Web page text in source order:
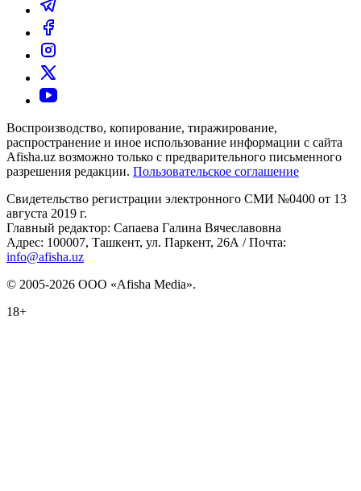
Воспроизводство, копирование, тиражирование,
распространение и иное использование информации с сайта
Afisha.uz возможно только с предварительного письменного
разрешения редакции. Пользовательское соглашение
Свидетельство регистрации электронного СМИ №0400 от 13
августа 2019 г.
Главный редактор: Сапаева Галина Вячеславовна
Адрес: 100007, Ташкент, ул. Паркент, 26А / Почта:
info@afisha.uz
© 2005-2026 ООО «Afisha Media».
18+